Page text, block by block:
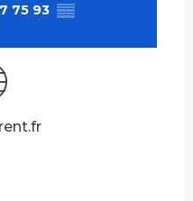
75 93 ▒▒